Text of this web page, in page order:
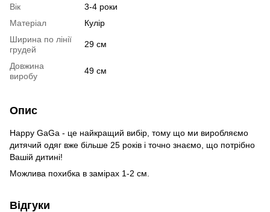
Вік
3-4 роки
Матеріал
Кулір
Ширина по лінії
грудей
29 см
Довжина
виробу
49 см
Опис
Happy GaGa - це найкращий вибір, тому що ми виробляємо
дитячий одяг вже більше 25 років і точно знаємо, що потрібно
Вашій дитині!
Можлива похибка в замірах 1-2 см.
Відгуки